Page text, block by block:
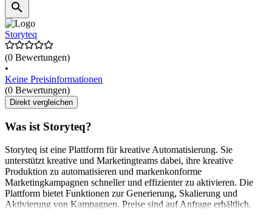
Storyteq
(0 Bewertungen)
•
Keine Preisinformationen
(0 Bewertungen)
Direkt vergleichen
Was ist Storyteq?
Storyteq ist eine Plattform für kreative Automatisierung. Sie
unterstützt kreative und Marketingteams dabei, ihre kreative
Produktion zu automatisieren und markenkonforme
Marketingkampagnen schneller und effizienter zu aktivieren. Die
Plattform bietet Funktionen zur Generierung, Skalierung und
Aktivierung von Kampagnen. Preise sind auf Anfrage erhältlich.